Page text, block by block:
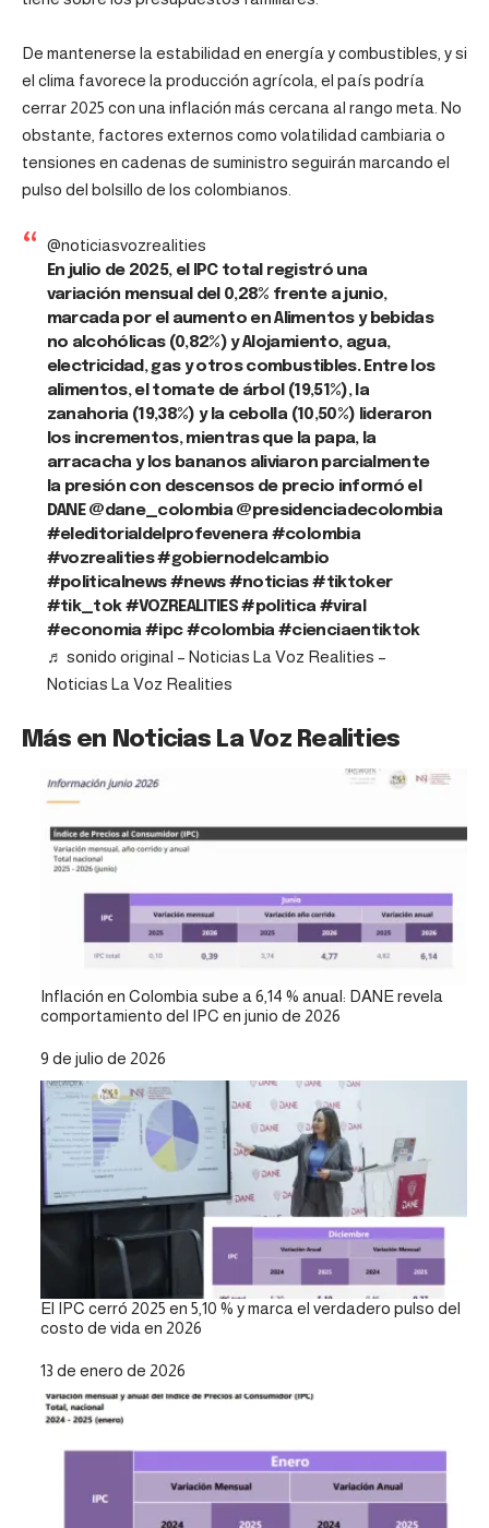
De mantenerse la estabilidad en energía y combustibles, y si
el clima favorece la producción agrícola, el país podría
cerrar 2025 con una inflación más cercana al rango meta. No
obstante, factores externos como volatilidad cambiaria o
tensiones en cadenas de suministro seguirán marcando el
pulso del bolsillo de los colombianos.
@noticiasvozrealities
En julio de 2025, el IPC total registró una
variación mensual del 0,28% frente a junio,
marcada por el aumento en Alimentos y bebidas
no alcohólicas (0,82%) y Alojamiento, agua,
electricidad, gas y otros combustibles. Entre los
alimentos, el tomate de árbol (19,51%), la
zanahoria (19,38%) y la cebolla (10,50%) lideraron
los incrementos, mientras que la papa, la
arracacha y los bananos aliviaron parcialmente
la presión con descensos de precio informó el
DANE @dane_colombia @presidenciadecolombia
#eleditorialdelprofevenera #colombia
#vozrealities #gobiernodelcambio
#politicalnews #news #noticias #tiktoker
#tik_tok #VOZREALITIES #politica #viral
#economia #ipc #colombia #cienciaentiktok
♬ sonido original – Noticias La Voz Realities –
Noticias La Voz Realities
Más en Noticias La Voz Realities
Inflación en Colombia sube a 6,14 % anual: DANE revela
comportamiento del IPC en junio de 2026
Fecha
9 de julio de 2026
El IPC cerró 2025 en 5,10 % y marca el verdadero pulso del
costo de vida en 2026
Fecha
13 de enero de 2026